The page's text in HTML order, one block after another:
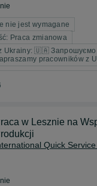
nie jest wymagane
Praca zmianowa
Ukrainy: 🇺🇦 Запрошуємо
pracowników z
w Lesznie na
Quick Service